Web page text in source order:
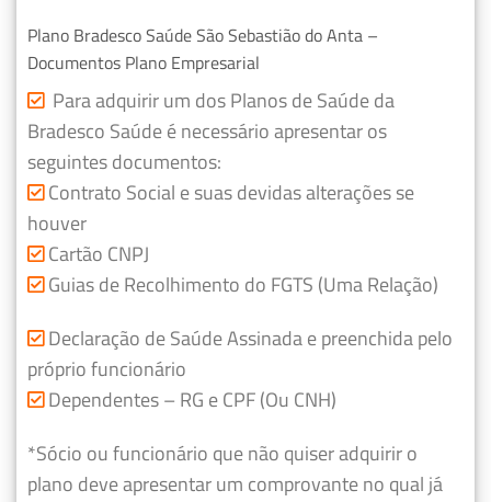
Plano Bradesco Saúde São Sebastião do Anta –
Documentos Plano Empresarial
Para adquirir um dos Planos de Saúde da
Bradesco Saúde é necessário apresentar os
seguintes documentos:
Contrato Social e suas devidas alterações se
houver
Cartão CNPJ
Guias de Recolhimento do FGTS (Uma Relação)
Declaração de Saúde Assinada e preenchida pelo
próprio funcionário
Dependentes – RG e CPF (Ou CNH)
*Sócio ou funcionário que não quiser adquirir o
plano deve apresentar um comprovante no qual já